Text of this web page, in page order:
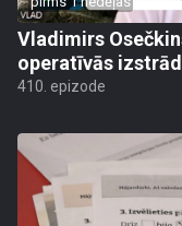
Vladimirs
operatīvās
410. epizode